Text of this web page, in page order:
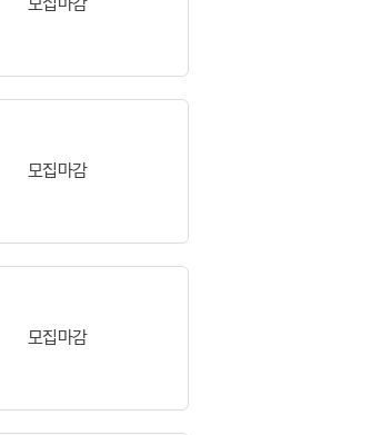
모집마감
모집마감
모집마감